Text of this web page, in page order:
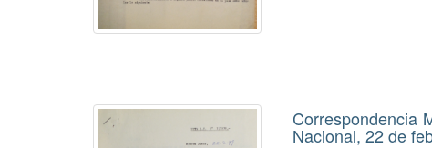
Correspondencia
Nacional, 22 de